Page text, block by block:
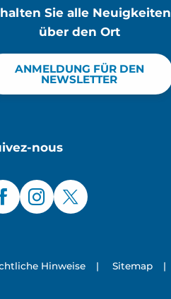
Sie alle Neuigkeiten
über den Ort
ANMELDUNG FÜR DEN
NEWSLETTER
nous
Hinweise | Sitemap |